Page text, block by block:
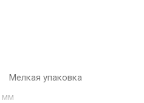
Мелкая упаковка
мм